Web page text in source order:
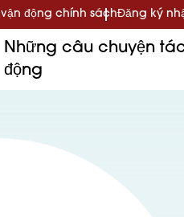
động chính sáchĐăng ký
Những câu chuyện
động